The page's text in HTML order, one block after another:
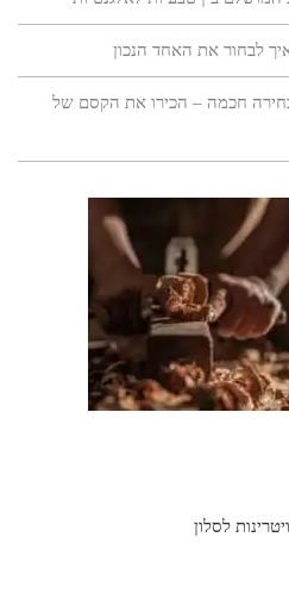
לבחור את האחד הנכון
חכמה – הכירו את הקסם של
ויטרינות לסלון